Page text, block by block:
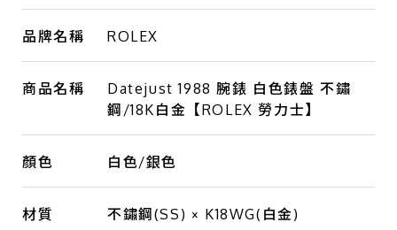
品牌名稱 ROLEX
商品名稱
Datejust 1988 腕錶 白色錶盤 不鏽
鋼/18K白金【ROLEX 勞力士】
顏色 白色/銀色
材質 不鏽鋼(SS) × K18WG(白金)